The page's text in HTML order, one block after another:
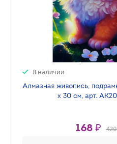
В наличии
Алмазная живопись,
х 30 см, арт.
168 ₽